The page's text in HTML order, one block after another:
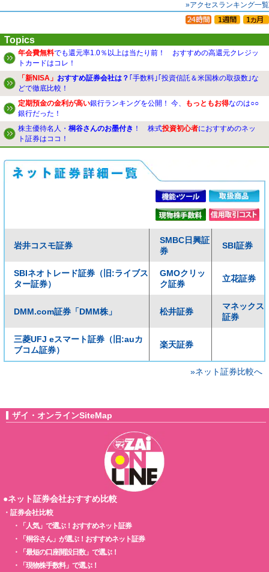
»アクセスランキング一覧
Topics
年会費無料でも還元率1.0％以上は当たり前！ おすすめの高還元クレジッ
トカードはコレ！
「新NISA」 おすすめ証券会社は？ ｢手数料｣｢投資信託＆米国株の取扱数｣な
どで徹底比較！
定期預金の金利が高い銀行ランキングを公開！ 今、 もっともお得なのは○○
銀行だった！
株主優待名人・ 桐谷さんのお墨付き ！ 株式投資初心者におすすめのネッ
ト証券はココ！
岩井コスモ証券
SMBC日興証
券
SBI証券
SBIネオトレード証券（旧:ライブス
ター証券）
GMOクリッ
ク証券
立花証券
DMM.com証券「DMM株」 松井証券
マネックス
証券
三菱UFJ eスマート証券（旧:auカ
ブコム証券）
楽天証券
»ネット証券比較へ
ザイ・オンラインSiteMap
●ネット証券会社おすすめ比較
・ 証券会社比較
・
「人気」で選ぶ！おすすめネット証券
・
「桐谷さん」が選ぶ！おすすめネット証券
・
「最短の口座開設日数」で選ぶ！
・
「現物株手数料」で選ぶ！